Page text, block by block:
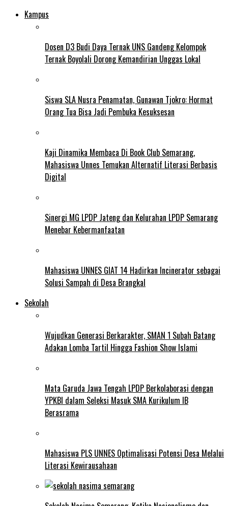
Kampus
Dosen D3 Budi Daya Ternak UNS Gandeng Kelompok
Ternak Boyolali Dorong Kemandirian Unggas Lokal
Siswa SLA Nusra Penamatan, Gunawan Tjokro: Hormat
Orang Tua Bisa Jadi Pembuka Kesuksesan
Kaji Dinamika Membaca Di Book Club Semarang,
Mahasiswa Unnes Temukan Alternatif Literasi Berbasis
Digital
Sinergi MG LPDP Jateng dan Kelurahan LPDP Semarang
Menebar Kebermanfaatan
Mahasiswa UNNES GIAT 14 Hadirkan Incinerator sebagai
Solusi Sampah di Desa Brangkal
Sekolah
Wujudkan Generasi Berkarakter, SMAN 1 Subah Batang
Adakan Lomba Tartil Hingga Fashion Show Islami
Mata Garuda Jawa Tengah LPDP Berkolaborasi dengan
YPKBI dalam Seleksi Masuk SMA Kurikulum IB
Berasrama
Mahasiswa PLS UNNES Optimalisasi Potensi Desa Melalui
Literasi Kewirausahaan